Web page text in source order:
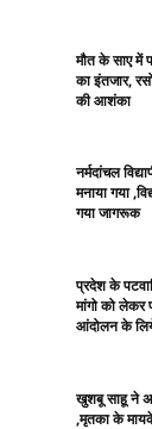
मौत के साए में
का इंतजार,
की आशंका
नर्मदांचल
मनाया गया
गया जागरूक
प्रदेश के
मांगो को लेकर
आंदोलन के लिये
खुशबू साहू ने
,मृतका के